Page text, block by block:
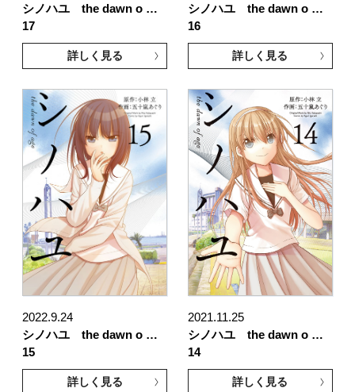
シノハユ the dawn o …
17
詳しく見る
シノハユ the dawn o …
16
詳しく見る
2022.9.24
シノハユ the dawn o …
15
詳しく見る
2021.11.25
シノハユ the dawn o …
14
詳しく見る